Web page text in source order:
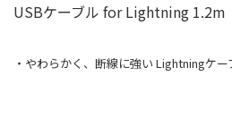
USBケーブル for Lightning 1.2m
・やわらかく、断線に強い Lightningケー